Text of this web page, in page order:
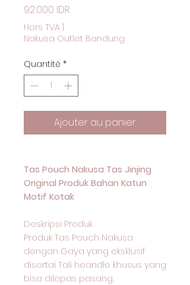
92 000 IDR
Hors TVA
Nakusa Outlet Bandung
Quantité *
Ajouter au panier
Tas Pouch Nakusa Tas Jinjing
Original Produk Bahan Katun
Motif Kotak
Deskripsi Produk
Produk Tas Pouch Nakusa
dengan Gaya yang eksklusif
disertai Tali heandle khusus yang
bisa dilepas pasang,